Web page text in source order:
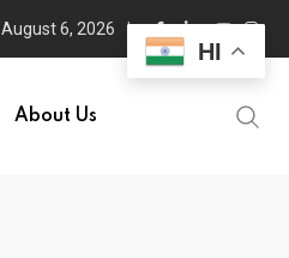
August 6, 2026
About Us
HI